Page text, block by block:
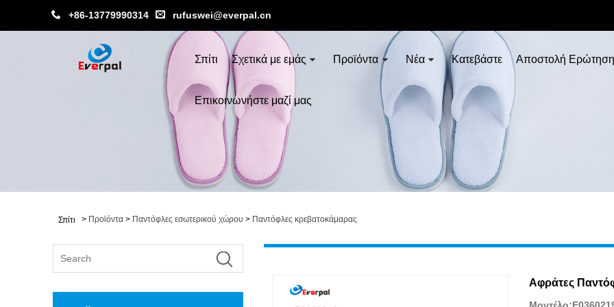
+86-13779990314 rufuswei@everpal.cn
Σπίτι Σχετικά με εμάς Προϊόντα Νέα Κατεβάστε Αποστολή
Επικοινωνήστε μαζί μας
Σπίτι > Προϊόντα > Παντόφλες εσωτερικού χώρου > Παντόφλες κρεβατοκάμαρας
Αφράτες